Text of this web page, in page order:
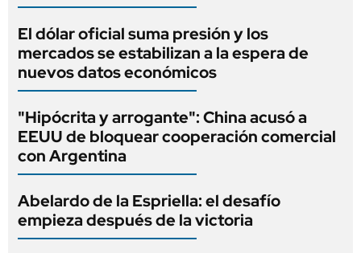
El dólar oficial suma presión y los
mercados se estabilizan a la espera de
nuevos datos económicos
"Hipócrita y arrogante": China acusó a
EEUU de bloquear cooperación comercial
con Argentina
Abelardo de la Espriella: el desafío
empieza después de la victoria